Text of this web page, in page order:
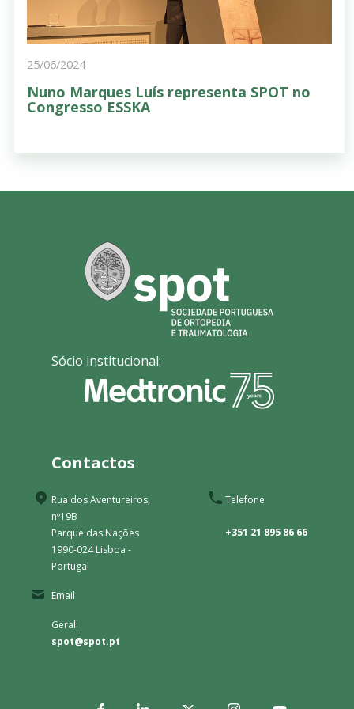
25/06/2024
Nuno Marques Luís representa SPOT no
Congresso ESSKA
Sócio institucional:
Contactos
Rua dos Aventureiros,
nº19B
Parque das Nações
1990-024 Lisboa -
Portugal
Telefone
+351 21 895 86 66
Email
Geral:
spot@spot.pt